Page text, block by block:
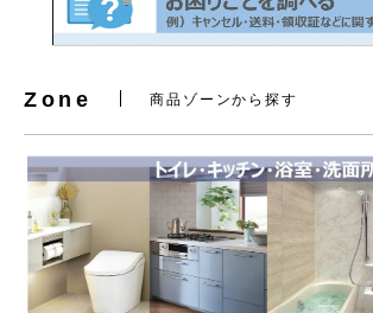
Zone 商品ゾーンから探す